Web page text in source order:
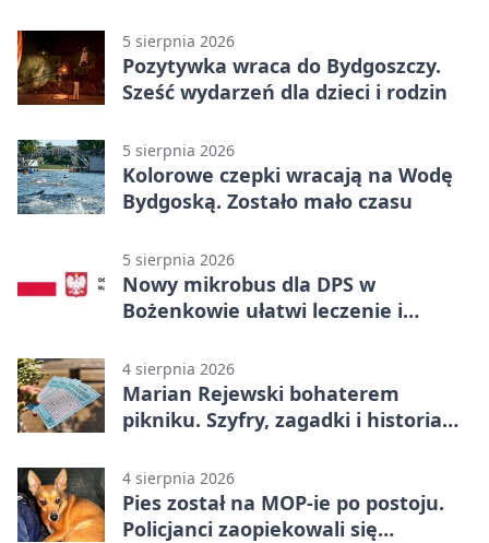
5 sierpnia 2026
Pozytywka wraca do Bydgoszczy.
Sześć wydarzeń dla dzieci i rodzin
5 sierpnia 2026
Kolorowe czepki wracają na Wodę
Bydgoską. Zostało mało czasu
5 sierpnia 2026
Nowy mikrobus dla DPS w
Bożenkowie ułatwi leczenie i
4 sierpnia 2026
Marian Rejewski bohaterem
pikniku. Szyfry, zagadki i historia
4 sierpnia 2026
Pies został na MOP-ie po postoju.
Policjanci zaopiekowali się